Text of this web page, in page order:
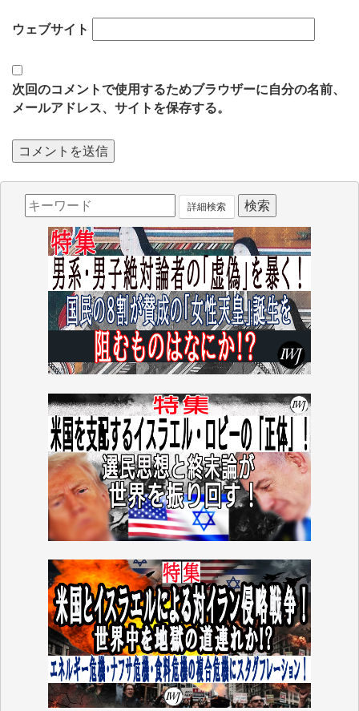
ウェブサイト
次回のコメントで使用するためブラウザーに自分の名前、
メールアドレス、サイトを保存する。
詳細検索